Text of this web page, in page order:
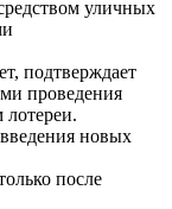
уличных
подтверждает
проведения
новых
после